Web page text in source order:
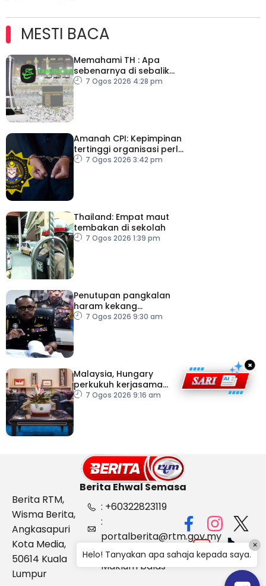
MESTI BACA
Memahami TH : Apa
sebenarnya di sebalik
angka
7 Ogos 2026 4:28 pm
Amanah CPI: Kepimpinan
tertinggi organisasi perlu
pacu reformasi radikal
7 Ogos 2026 3:42 pm
Thailand: Empat maut
tembakan di sekolah
7 Ogos 2026 1:39 pm
Penutupan pangkalan
haram kekang
penyeludupan di
7 Ogos 2026 9:30 am
Malaysia, Hungary
perkukuh kerjasama
sektor pertanian
7 Ogos 2026 9:16 am
×
Berita Ehwal Semasa
Berita RTM,
Wisma Berita,
Angkasapuri
Kota Media,
50614 Kuala
Lumpur
: +60322823119
:
portalberita@rtm.gov.my
: Aduan &
Maklum balas
Helo! Tanyakan apa sahaja kepada saya.
×